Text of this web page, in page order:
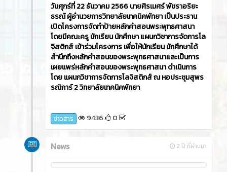
วันศุกร์ที่ 22 ธันวาคม 2566​ นายศิรเมศร์ พัชราอริยะ
ธรณ์ ผู้อำนวยการวิทยาลัยเทคนิคพัทยา เป็นประธาน
เปิดโครงการจัดทำป้ายหลักคำสอนพระพุทธศาสนา
โดยมีคณะครู นักเรียน นักศึกษา แผนกวิชาการจัดการโล
จิสติกส์ เข้าร่วมโครงการ เพื่อให้นักเรียน นักศึกษาได้
สำนึกถึงหลักคำสอนของพระพุทธศาสนาและเป็นการ
เผยแพร่หลักคำสอนของพระพุทธศาสนา ดำเนินการ
โดย แผนกวิชาการจัดการโลจิสติกส์ ณ หอประชุมสุพร
รณิการ์ 2 วิทยาลัยเทคนิคพัทยา
ข่าวสาร 9436 0
2 ปี ที่ผ่านมา
News